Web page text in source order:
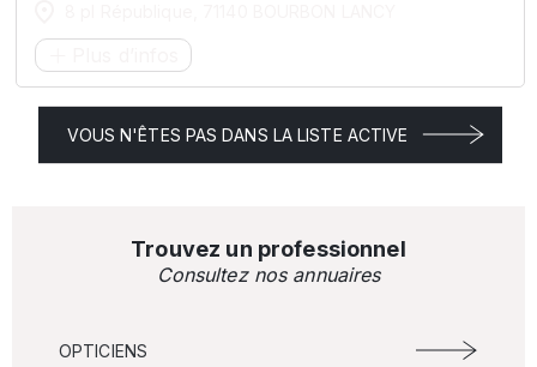
VOUS N'ÊTES PAS DANS LA LISTE ACTIVE
Trouvez un professionnel
Consultez nos annuaires
OPTICIENS